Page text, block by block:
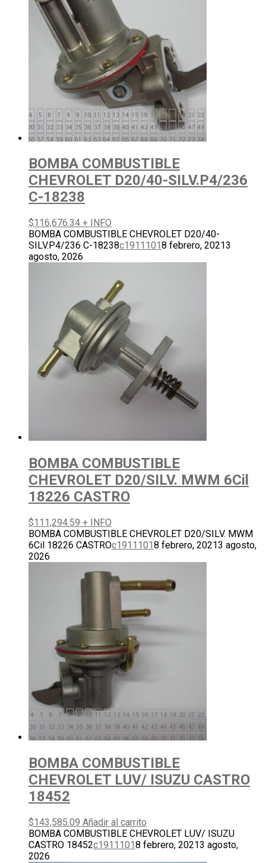
BOMBA COMBUSTIBLE
CHEVROLET D20/40-SILV.P4/236
C-18238
$116,676.34 + INFO
BOMBA COMBUSTIBLE CHEVROLET D20/40-
SILV.P4/236 C-18238c1911101 8 febrero, 20213
agosto, 2026
BOMBA COMBUSTIBLE
CHEVROLET D20/SILV. MWM 6Cil
18226 CASTRO
$111,294.59 + INFO
BOMBA COMBUSTIBLE CHEVROLET D20/SILV. MWM
6Cil 18226 CASTROc19111018 febrero, 20213 agosto,
2026
BOMBA COMBUSTIBLE
CHEVROLET LUV/ ISUZU CASTRO
18452
$143,585.09 Añadir al carrito
BOMBA COMBUSTIBLE CHEVROLET LUV/ ISUZU
CASTRO 18452c19111018 febrero, 20213 agosto,
2026